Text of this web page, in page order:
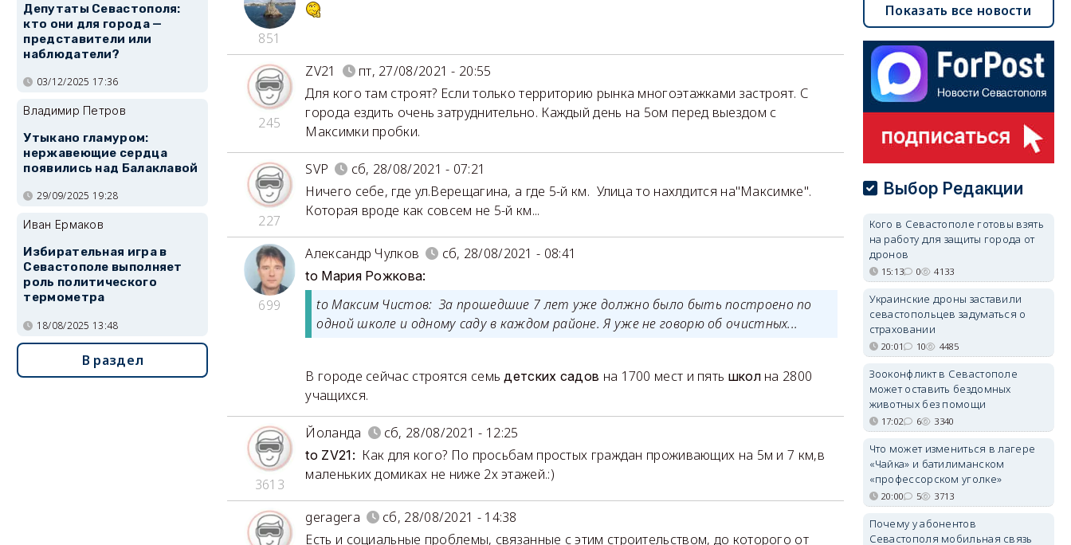
851
245
ZV21
пт, 27/08/2021 - 20:55
Для кого там строят? Если только территорию рынка многоэтажками застроят. С
города ездить очень затруднительно. Каждый день на 5ом перед выездом с
Максимки пробки.
227
SVP
сб, 28/08/2021 - 07:21
Ничего себе, где ул.Верещагина, а где 5-й км. Улица то нахлдится на"Максимке".
Которая вроде как совсем не 5-й км...
699
Александр Чулков сб, 28/08/2021 - 08:41
to Мария Рожкова:
to Максим Чистов: За прошедшие 7 лет уже должно было быть построено по
одной школе и одному саду в каждом районе. Я уже не говорю об очистных...
В городе сейчас строятся семьдетских садов на 1700 мест и пять школна 2800
учащихся.
3613
Йоланда сб, 28/08/2021 - 12:25
to ZV21: Как для кого? По просьбам простых граждан проживающих на 5м и 7 км,в
маленьких домиках не ниже 2х этажей.:)
geragera
сб, 28/08/2021 - 14:38
Есть и социальные проблемы, связанные с этим строительством, до которого от
Депутаты Севастополя:
кто они для города —
представители или
наблюдатели?
03/12/2025 17:36
Владимир Петров
Утыкано гламуром:
нержавеющие сердца
появились над Балаклавой
29/09/2025 19:28
Иван Ермаков
Избирательная игра в
Севастополе выполняет
роль политического
термометра
18/08/2025 13:48
В раздел
Показать все новости
Выбор Редакции
Кого в Севастополе готовы взять
на работу для защиты города от
дронов
15:13 0 4133
Украинские дроны заставили
севастопольцев задуматься о
страховании
20:01 10 4485
Зооконфликт в Севастополе
может оставить бездомных
животных без помощи
17:02 6 3340
Что может измениться в лагере
«Чайка» и батилиманском
«профессорском уголке»
20:00 5 3713
Почему у абонентов
Севастополя мобильная связь